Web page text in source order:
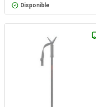
Disponible